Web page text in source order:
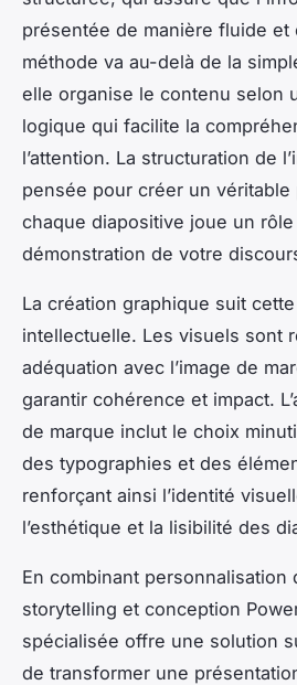
présentée de manière fluide et
méthode va au-delà de la
elle organise le contenu selon
logique qui facilite la
l’attention. La structuration de
pensée pour créer un véritable
chaque diapositive joue un
démonstration de votre
La création graphique suit
intellectuelle. Les visuels sont
adéquation avec l’image de
garantir cohérence et impact.
de marque inclut le choix
des typographies et des
renforçant ainsi l’identité
l’esthétique et la lisibilité des
En combinant personnalisation
storytelling et conception
spécialisée offre une solution
de transformer une